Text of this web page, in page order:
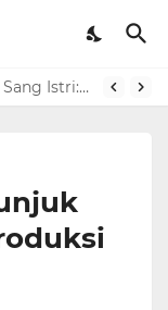
Pesan Haru Pesulap Merah di Pusara Sang Istri: Sekarang Kamu Enggak Perlu Sakit Disuntik Lagi
Raffi Ahmad Masih di LN, Kirim Rp 1 M ke Jeje Buat Korban Longsor Bandung Barat